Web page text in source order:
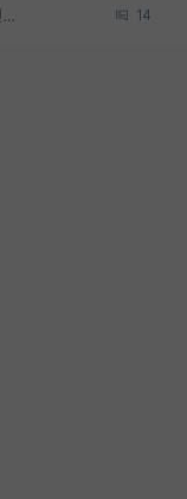
박사진학하기에 2억은 괜찮은 (?) 정도의 경제력인가요 14